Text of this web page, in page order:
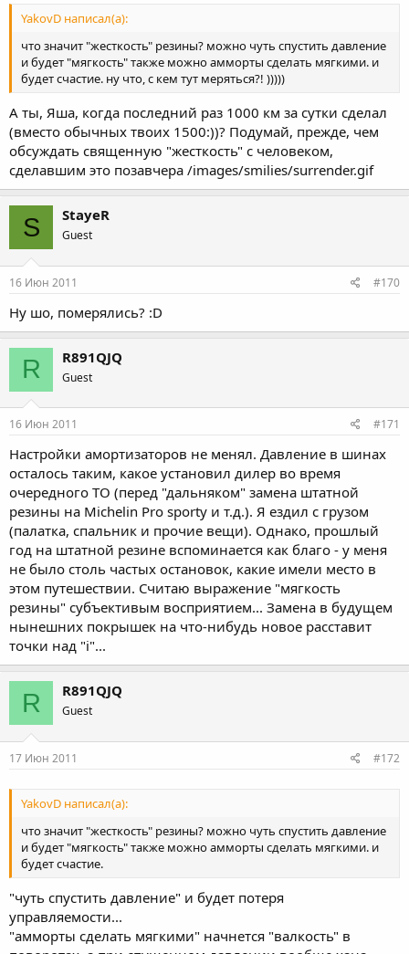
YakovD написал(а):
что значит "жесткость" резины? можно чуть спустить давление
и будет "мягкость" также можно амморты сделать мягкими. и
будет счастие. ну что, с кем тут меряться?! )))))
А ты, Яша, когда последний раз 1000 км за сутки сделал
(вместо обычных твоих 1500:))? Подумай, прежде, чем
обсуждать священную "жесткость" с человеком,
сделавшим это позавчера /images/smilies/surrender.gif
S StayeR
Guest
16 Июн 2011 #170
Ну шо, померялись? :D
R R891QJQ
Guest
16 Июн 2011 #171
Настройки амортизаторов не менял. Давление в шинах
осталось таким, какое установил дилер во время
очередного ТО (перед "дальняком" замена штатной
резины на Michelin Pro sporty и т.д.). Я ездил с грузом
(палатка, спальник и прочие вещи). Однако, прошлый
год на штатной резине вспоминается как благо - у меня
не было столь частых остановок, какие имели место в
этом путешествии. Считаю выражение "мягкость
резины" субъективым восприятием... Замена в будущем
нынешних покрышек на что-нибудь новое расставит
точки над "i"...
R R891QJQ
Guest
17 Июн 2011 #172
YakovD написал(а):
что значит "жесткость" резины? можно чуть спустить давление
и будет "мягкость" также можно амморты сделать мягкими. и
будет счастие.
"чуть спустить давление" и будет потеря
управляемости...
"амморты сделать мягкими" начнется "валкость" в